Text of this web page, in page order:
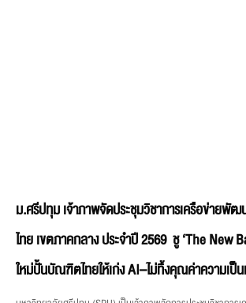
ม.ศรีปทุม เจ้าภาพจัดประชุมวิชาการเครือข่าย
ไทย เขตภาคกลาง ประจำปี 2569 ชู ‘The New
ใหม่ปั้นบัณฑิตไทยให้เก่ง AI–ไม่ทิ้งคุณค่าความเป็